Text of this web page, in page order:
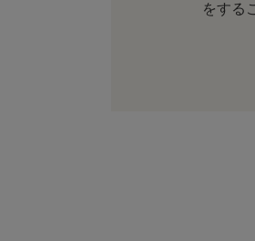
をする